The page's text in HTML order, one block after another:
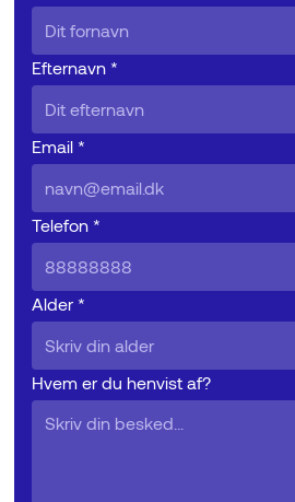
Efternavn *
Email *
Telefon *
Alder *
Hvem er du henvist af?